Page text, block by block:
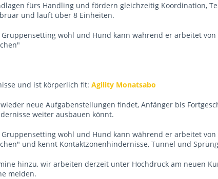
fürs Handling und fördern gleichzeitig Koordination,
und läuft über 8 Einheiten.
wohl und Hund kann während er arbeitet von
und ist körperlich fit: Agility Monatsabo
neue Aufgabenstellungen findet, Anfänger bis
weiter ausbauen könnt.
wohl und Hund kann während er arbeitet von
und kennt Kontaktzonenhindernisse, Tunnel und
hinzu, wir arbeiten derzeit unter Hochdruck am neuen
melden.